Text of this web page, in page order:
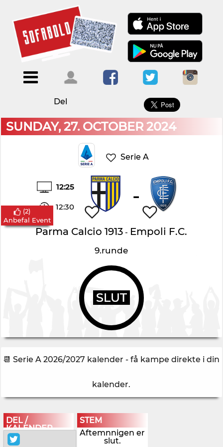
Menu
ForsideKalendere
Blogs
Om
Sofabold
Kontakt
bruger
Log
ind
×
Del
SUNDAY, 27. OCTOBER 2024
Serie A
12:25
12:30 -
Parma Calcio 1913 - Empoli F.C.
9.runde
SLUT
(2)
Anbefal Event
📆 Serie A 2026/2027 kalender - få kampe direkte i din
kalender.
DEL /
KALENDER
STEM
Aftemnnigen er
slut.